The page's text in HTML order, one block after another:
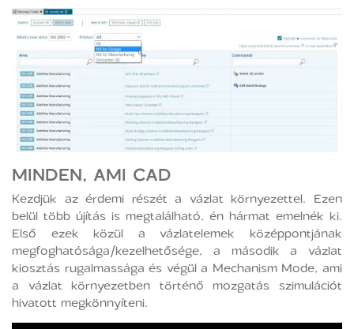
MINDEN, AMI CAD
Kezdjük az érdemi részét a vázlat környezettel. Ezen
belül több újítás is megtalálható, én hármat emelnék ki.
Első ezek közül a vázlatelemek középpontjának
megfoghatósága/kezelhetősége, a második a vázlat
kiosztás rugalmassága és végül a Mechanism Mode, ami
a vázlat környezetben történő mozgatás szimulációt
hivatott megkönnyíteni.